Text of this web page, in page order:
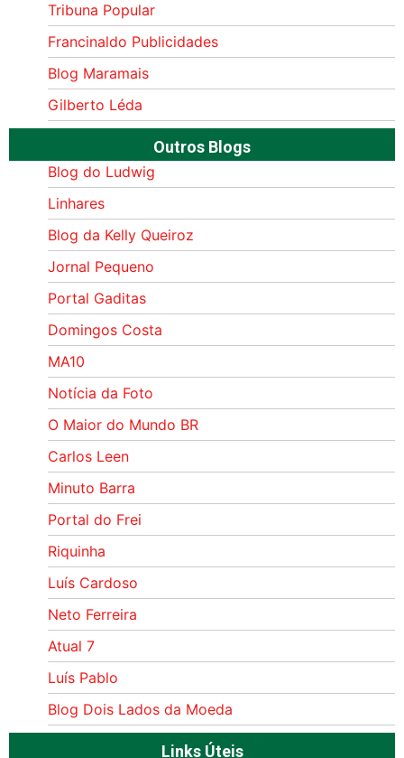
Tribuna Popular
Francinaldo Publicidades
Blog Maramais
Gilberto Léda
Outros Blogs
Blog do Ludwig
Linhares
Blog da Kelly Queiroz
Jornal Pequeno
Portal Gaditas
Domingos Costa
MA10
Notícia da Foto
O Maior do Mundo BR
Carlos Leen
Minuto Barra
Portal do Frei
Riquinha
Luís Cardoso
Neto Ferreira
Atual 7
Luís Pablo
Blog Dois Lados da Moeda
Links Úteis